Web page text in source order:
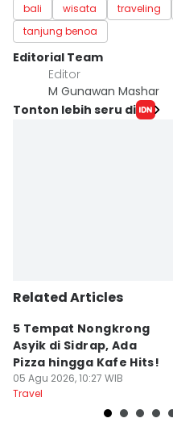
bali wisata traveling
tanjung benoa
Editorial Team
Editor
M Gunawan Mashar
Tonton lebih seru di
Related Articles
5 Tempat Nongkrong
Asyik di Sidrap, Ada
Pizza hingga Kafe Hits!
05 Agu 2026, 10:27 WIB
Travel